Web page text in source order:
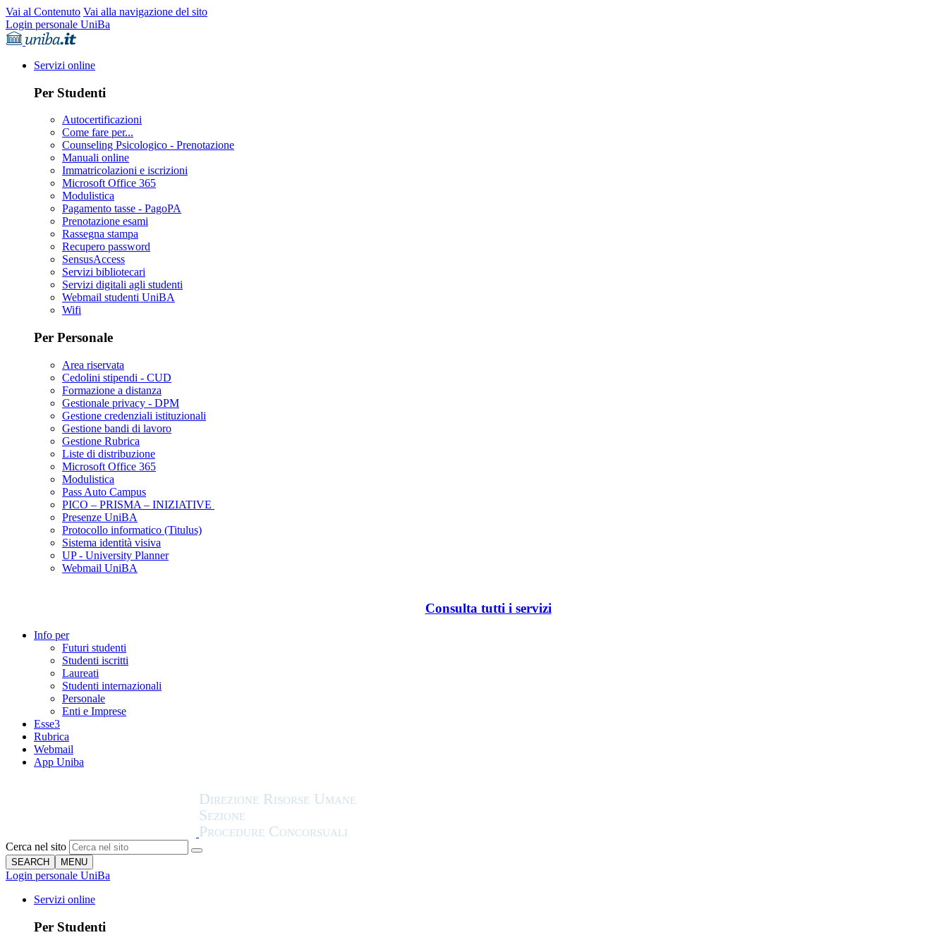
Vai al Contenuto Vai alla navigazione del sito
Login personale UniBa
Servizi online
Per Studenti
Autocertificazioni
Come fare per...
Counseling Psicologico - Prenotazione
Manuali online
Immatricolazioni e iscrizioni
Microsoft Office 365
Modulistica
Pagamento tasse - PagoPA
Prenotazione esami
Rassegna stampa
Recupero password
SensusAccess
Servizi bibliotecari
Servizi digitali agli studenti
Webmail studenti UniBA
Wifi
Per Personale
Area riservata
Cedolini stipendi - CUD
Formazione a distanza
Gestionale privacy - DPM
Gestione credenziali istituzionali
Gestione bandi di lavoro
Gestione Rubrica
Liste di distribuzione
Microsoft Office 365
Modulistica
Pass Auto Campus
PICO – PRISMA – INIZIATIVE
Presenze UniBA
Protocollo informatico (Titulus)
Sistema identità visiva
UP - University Planner
Webmail UniBA
Consulta tutti i servizi
Info per
Futuri studenti
Studenti iscritti
Laureati
Studenti internazionali
Personale
Enti e Imprese
Esse3
Rubrica
Webmail
App Uniba
Cerca nel sito
SEARCH MENU
Login personale UniBa
Servizi online
Per Studenti